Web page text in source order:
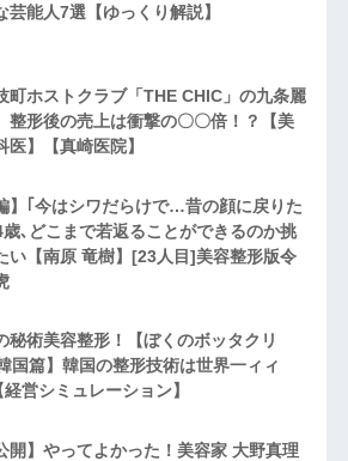
芸能人7選【ゆっくり解説】
町ホストクラブ「THE CHIC」の九条麗
整形後の売上は衝撃の〇〇倍！？【美
医】【真崎医院】
】｢今はシワだらけで…昔の顔に戻りた
歳､どこまで若返ることができるのか挑
い【南原 竜樹】[23人目]美容整形版令
秘術美容整形！【ぼくのボッタクリ
国篇】韓国の整形技術は世界一ィィ
経営シミュレーション】
開】やってよかった！美容家 大野真理